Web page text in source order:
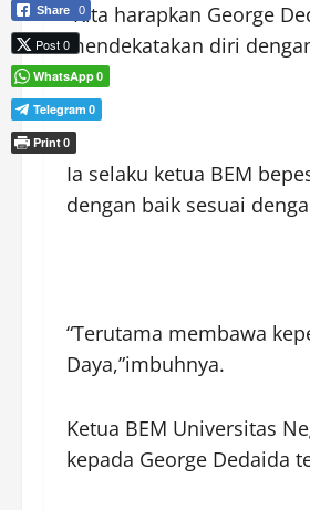
“Kita harapkan George
mendekatakan diri
Ia selaku ketua BEM
dengan baik sesuai
“Terutama membawa
Daya,”imbuhnya.
Ketua BEM Universitas
kepada George Dedaida
Share 0
Post 0
WhatsApp0
Telegram 0
Print0